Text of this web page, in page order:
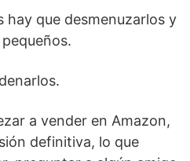
hay que desmenuzarlos y
a vender en Amazon,
definitiva, lo que